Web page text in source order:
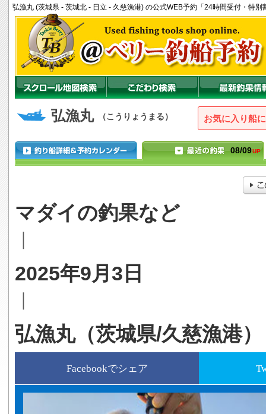
弘漁丸 (茨城県 - 茨城北 - 日立 - 久慈漁港) の公式WEB予約「24時間受付・特別
弘漁丸 （こうりょうまる） お気に入り船
08/09UP
マダイの釣果など
｜
2025年9月3日
｜
弘漁丸（茨城県/久慈漁港）
Facebookでシェア